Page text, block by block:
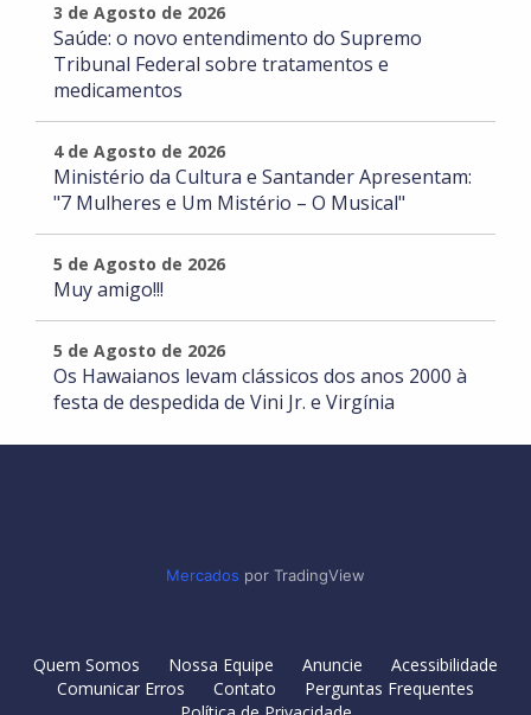
3 de Agosto de 2026
Saúde: o novo entendimento do Supremo
Tribunal Federal sobre tratamentos e
medicamentos
4 de Agosto de 2026
Ministério da Cultura e Santander Apresentam:
"7 Mulheres e Um Mistério – O Musical"
5 de Agosto de 2026
Muy amigo!!!
5 de Agosto de 2026
Os Hawaianos levam clássicos dos anos 2000 à
festa de despedida de Vini Jr. e Virgínia
Mercados por TradingView
Quem Somos Nossa Equipe Anuncie
Acessibilidade
Comunicar Erros
Contato
Perguntas Frequentes